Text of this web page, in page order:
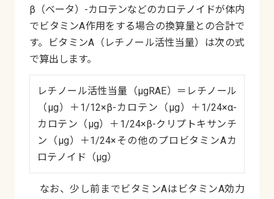
β（ベータ）-カロテンなどのカロテノイドが体内
でビタミンA作用をする場合の換算量との合計で
す。ビタミンA（レチノール活性当量）は次の式
で算出します。
レチノール活性当量（μgRAE）＝レチノール
（μg）＋1/12×β-カロテン（μg）＋1/24×α-
カロテン（μg）＋1/24×β-クリプトキサンチ
ン（μg）＋1/24×その他のプロビタミンAカ
ロテノイド（μg）
なお、少し前までビタミンAはビタミンA効力